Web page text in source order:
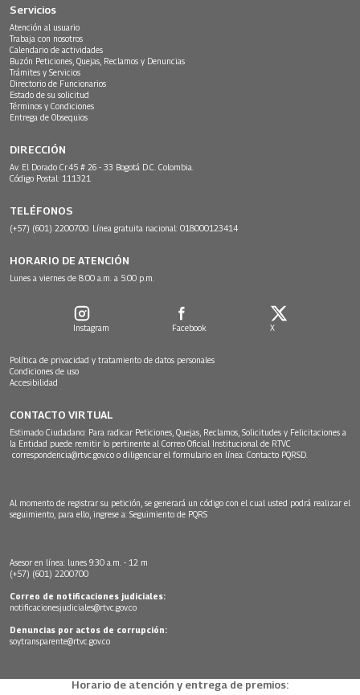
Servicios
Atención al usuario
Trabaja con nosotros
Calendario de actividades
Buzón Peticiones, Quejas, Reclamos y Denuncias
Trámites y Servicios
Directorio de Funcionarios
Estado de su solicitud
Términos y Condiciones
Entrega de Obsequios
DIRECCIÓN
Av. El Dorado Cr.45 # 26 - 33 Bogotá D.C. Colombia.
Código Postal: 111321
TELÉFONOS
(+57) (601) 2200700. Línea gratuita nacional: 018000123414
HORARIO DE ATENCIÓN
Lunes a viernes de 8:00 a.m. a 5:00 p.m.
Instagram Facebook X
Política de privacidad y tratamiento de datos personales
Condiciones de uso
Accesibilidad
CONTACTO VIRTUAL
Estimado Ciudadano: Para radicar Peticiones, Quejas, Reclamos, Solicitudes y Felicitaciones a
la Entidad puede remitir lo pertinente al Correo Oficial Institucional de RTVC
correspondencia@rtvc.gov.co o diligenciar el formulario en línea: Contacto PQRSD.
Al momento de registrar su petición, se generará un código con el cual usted podrá realizar el
seguimiento, para ello, ingrese a: Seguimiento de PQRS
Asesor en línea: lunes 9:30 a.m. - 12 m
(+57) (601) 2200700
Correo de notificaciones judiciales:
notificacionesjudiciales@rtvc.gov.co
Denuncias por actos de corrupción:
soytransparente@rtvc.gov.co
Horario de atención y entrega de premios: